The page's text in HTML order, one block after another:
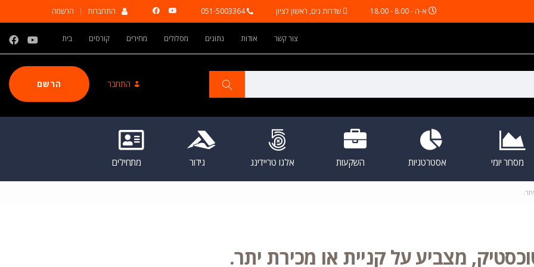
התחברות הרשמה א-ה - 8.00 - 18.00 שדרות נים, ראשון לציון 051-5003364
בית קורסים מחירים מסלולים נתונים אודות צור קשר
התחבר הרשם
מסחר יומי אסטרטגיות השקעות אלגו טריידינג גידור מתחילים